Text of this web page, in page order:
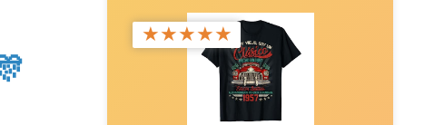
★★★★★